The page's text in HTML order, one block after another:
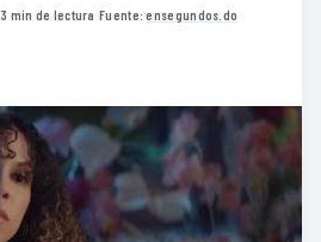
3 min de lectura ·Fuente:ensegundos.do